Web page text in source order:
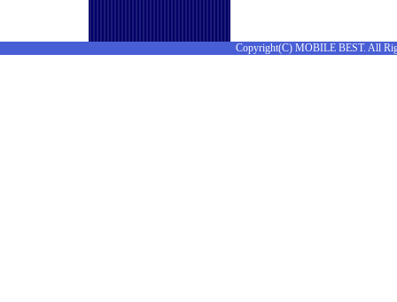
Copyright(C) MOBILE BEST. All